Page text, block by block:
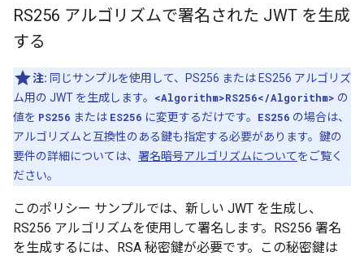
RS256 アルゴリズムで署名された JWT を生成
する
注: 同じサンプルを使用して、PS256 または ES256 アルゴリズ
ム用の JWT を生成します。 <Algorithm>RS256</Algorithm> の
値を PS256 または ES256 に変更するだけです。 ES256 の場合は、
アルゴリズムと互換性のある鍵も指定する必要があります。鍵の
要件の詳細については、 署名暗号アルゴリズムについてをご覧く
ださい。
このポリシー サンプルでは、新しい JWT を生成し、
RS256 アルゴリズムを使用して署名します。RS256 署名
を生成するには、RSA 秘密鍵が必要です。この秘密鍵は